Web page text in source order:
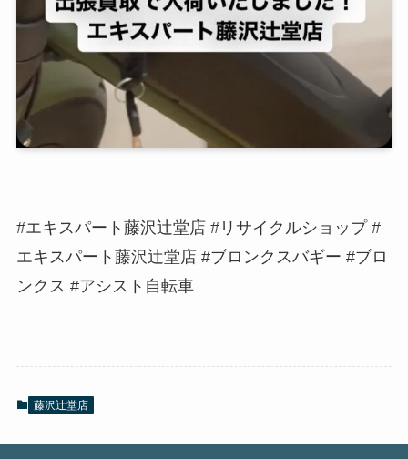
#エキスパート藤沢辻堂店 #リサイクルショップ #
エキスパート藤沢辻堂店 #ブロンクスバギー #ブロ
ンクス #アシスト自転車
藤沢辻堂店